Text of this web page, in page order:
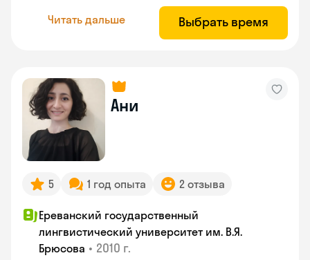
Читать дальше Выбрать время
Ани
5 1 год опыта 2 отзыва
Ереванский государственный
лингвистический университет им. В.Я.
Брюсова • 2010 г.